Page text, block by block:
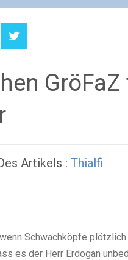
Artikels : Thialfi
Schwachköpfe
es der Herr Erdogan